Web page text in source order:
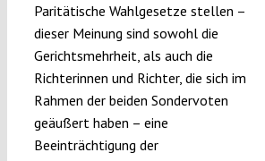
Paritätische Wahlgesetze stellen –
dieser Meinung sind sowohl die
Gerichtsmehrheit, als auch die
Richterinnen und Richter, die sich im
Rahmen der beiden Sondervoten
geäußert haben – eine
Beeinträchtigung der